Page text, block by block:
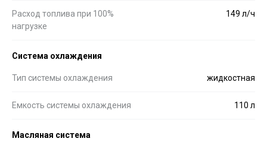
Расход топлива при 100%
нагрузке
149 л/ч
Система охлаждения
Тип системы охлаждения жидкостная
Емкость системы охлаждения 110 л
Масляная система